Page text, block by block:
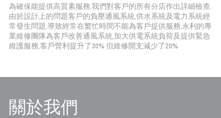
為確保能提供高質素服務,我們對客戶的所有分店作出詳細檢查.
由於設計上的問題客戶的負壓通風系統,供水系統及電力系統經
常發生問題,導致經常在繁忙時間不能為客戶提供服務,永利的專
業維修團隊為客戶改善通風系統,加大供電系統負荷及提供緊急
維護服務,客戶營利提升了30% 但維修開支減少了20%
關於我們